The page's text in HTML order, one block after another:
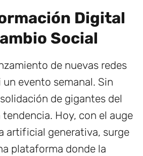
Digital
Social
de nuevas redes
un evento semanal. Sin
de gigantes del
Hoy, con el auge
artificial generativa, surge
plataforma donde la